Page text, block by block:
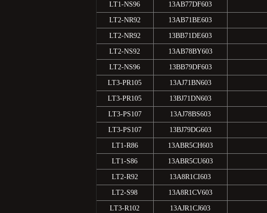
LT1-NS96 13AB77DF603
LT2-NR92 13AB71BE603
LT2-NR92 13BB71DE603
LT2-NS92 13AB78BY603
LT2-NS96 13BB79DF603
LT3-PR105 13AJ71BN603
LT3-PR105 13BJ71DN603
LT3-PS107 13AJ78BS603
LT3-PS107 13BJ79DG603
LT1-R86 13ABR5CH603
LT1-S86 13ABR5CU603
LT2-R92 13A8R1CI603
LT2-S98 13A8R1CV603
LT3-R102 13AJR1CJ603